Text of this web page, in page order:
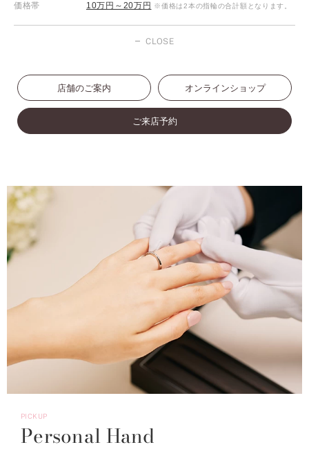
価格帯 10万円～20万円 ※価格は2本の指輪の合計額となります。
CLOSE
店舗のご案内 オンラインショップ
ご来店予約
PICKUP
Personal Hand